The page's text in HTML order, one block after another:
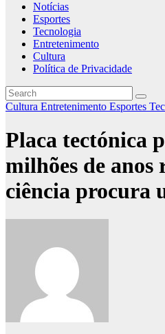
Notícias
Esportes
Tecnologia
Entretenimento
Cultura
Política de Privacidade
Cultura Entretenimento Esportes
Placa tectónica
milhões de anos
ciência procura